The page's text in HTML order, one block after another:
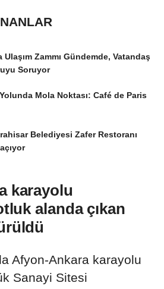
Zammı Gündemde, Vatandaş
Soruyor
Mola Noktası: Café de Paris
Belediyesi Zafer Restoranı
karayolu
alanda çıkan
Afyon-Ankara karayolu
Sanayi Sitesi